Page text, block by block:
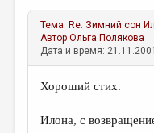
Тема: Re: Зимний сон
АвторОльга Полякова
Дата и время:
Хороший стих.
Илона, с